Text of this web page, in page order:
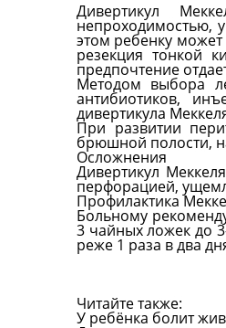
Дивертикул
непроходимостью,
этом ребенку
резекция тонкой
предпочтение
Методом выбора
антибиотиков,
дивертикула
При развитии
брюшной полости,
Осложнения
Дивертикул
перфорацией,
Профилактика
Больному
3 чайных ложек до
реже 1 раза в два
Читайте также:
У ребёнка болит